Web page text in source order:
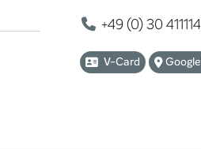
+49 (0) 30
V-Card